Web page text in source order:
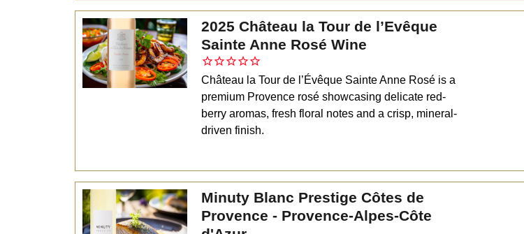
2025 Château la Tour de l’Evêque
Sainte Anne Rosé Wine
Château la Tour de l’Évêque Sainte Anne Rosé is a
premium Provence rosé showcasing delicate red-
berry aromas, fresh floral notes and a crisp, mineral-
driven finish.
Minuty Blanc Prestige Côtes de
Provence - Provence-Alpes-Côte